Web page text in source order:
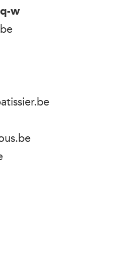
w